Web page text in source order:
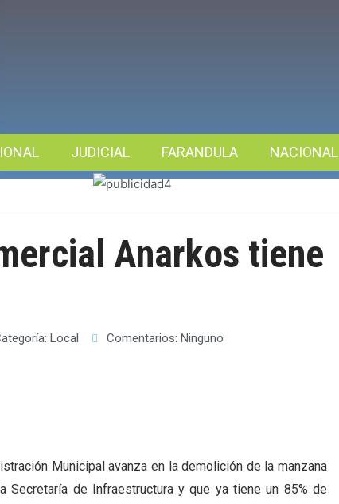
JUDICIAL FARANDULA NACIONAL
Anarkos tiene
Local Comentarios: Ninguno
Municipal avanza en la demolición de la manzana
de Infraestructura y que ya tiene un 85% de